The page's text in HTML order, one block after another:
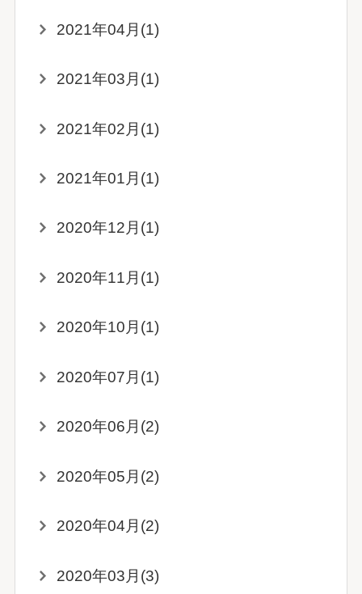
2021年04月(1)
2021年03月(1)
2021年02月(1)
2021年01月(1)
2020年12月(1)
2020年11月(1)
2020年10月(1)
2020年07月(1)
2020年06月(2)
2020年05月(2)
2020年04月(2)
2020年03月(3)